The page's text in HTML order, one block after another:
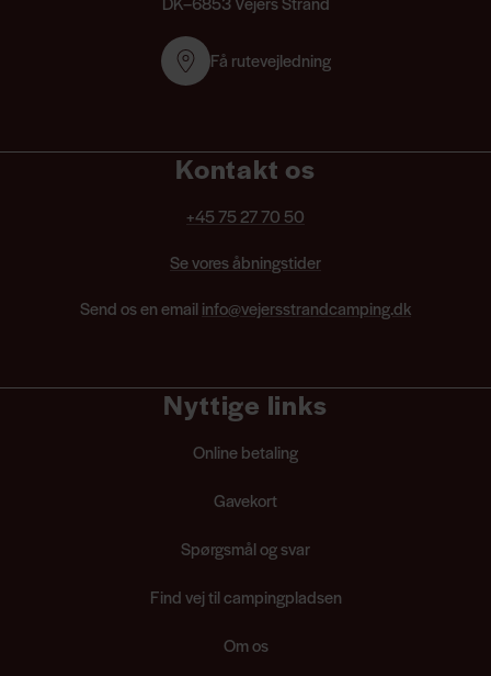
Nyttige links
Online betaling
Gavekort
Spørgsmål og svar
Find vej til campingpladsen
Om os
Få rutevejledning
Kontakt os
+45 75 27 70 50
Se vores åbningstider
Send os en email info@vejersstrandcamping.dk